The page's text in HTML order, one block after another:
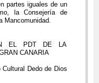
partes iguales de un
la Consejería de
Mancomunidad.
EL PDT DE LA
CANARIA
Dedo de Dios